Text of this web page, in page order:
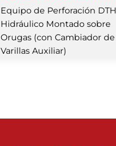
Equipo de Perforación DTH
Hidráulico Montado sobre
Orugas (con Cambiador de
Varillas Auxiliar)